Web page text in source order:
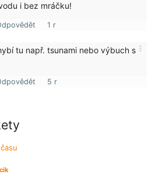
i bez mráčku!
1 r
more_vert
tu např. tsunami nebo výbuch s
5 r